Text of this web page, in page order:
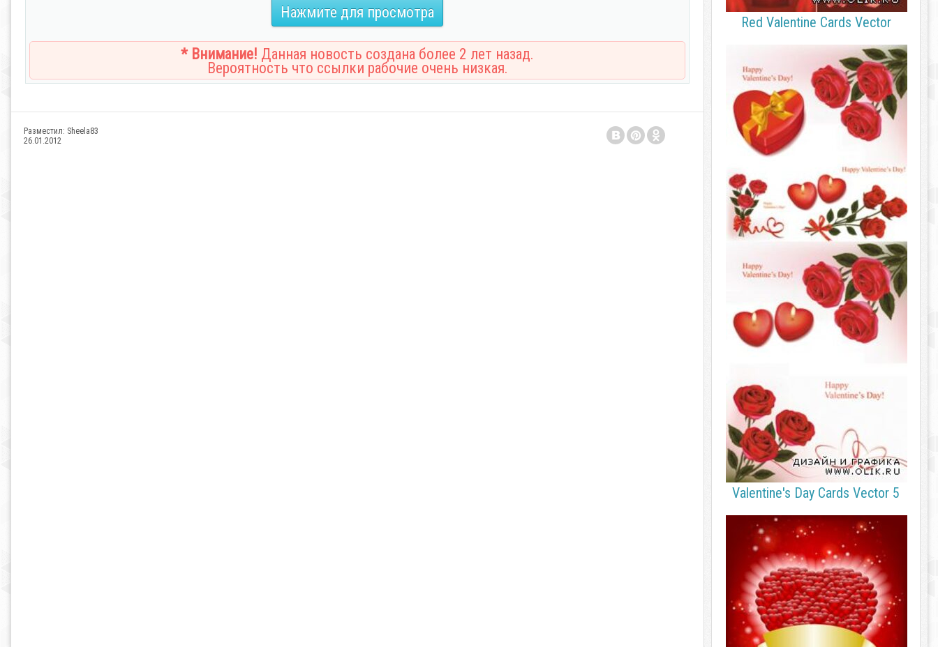
Нажмите для просмотра
* Внимание! Данная новость создана более 2 лет назад.
Вероятность что ссылки рабочие очень низкая.
Разместил: Sheela83
26.01.2012
Red Valentine Cards Vector
Valentine's Day Cards Vector 5